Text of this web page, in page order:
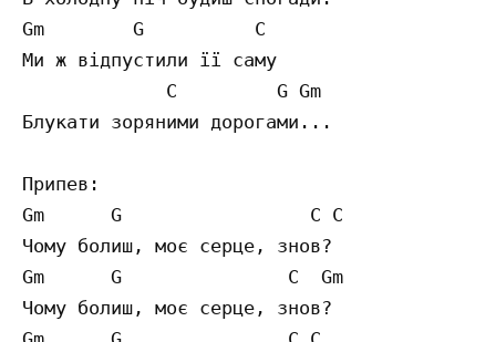
Gm        G          C
Ми ж відпустили її саму
             C         G Gm
Блукати зоряними дорогами...
Припев:
Gm      G                 C C
Чому болиш, моє серце, знов?
Gm      G               C  Gm
Чому болиш, моє серце, знов?